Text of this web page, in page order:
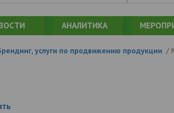
АНАЛИТИКА
услуги по продвижению продукции /